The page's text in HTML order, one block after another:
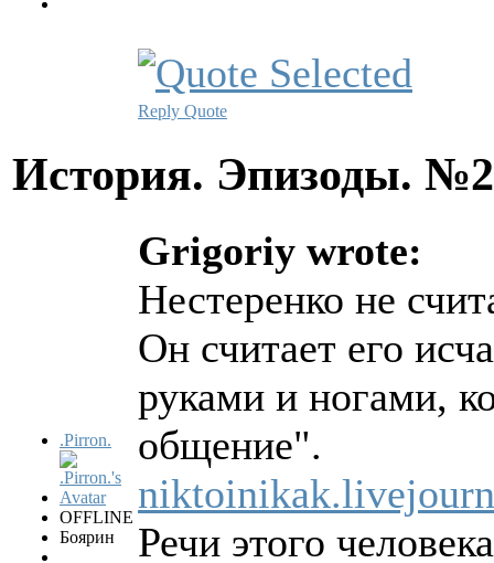
Reply Quote
История. Эпизоды.
.Pirron.
OFFLINE
Боярин
Grigoriy wrote:
Нестеренко не
Он считает его
руками и ногами,
общение".
Речи этого